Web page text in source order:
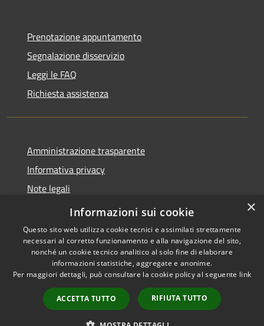
Prenotazione appuntamento
Segnalazione disservizio
Leggi le FAQ
Richiesta assistenza
Amministrazione trasparente
Informativa privacy
Note legali
Dichiarazione di accessibilità
Accessibilità
Copyright © 2026 • Comune di
Figino Serenza • Powered by
Municipium•
Accesso
redazione
×
Informazioni sui cookie
Questo sito web utilizza cookie tecnici e assimilati strettamente
necessari al corretto funzionamento e alla navigazione del sito,
nonché un cookie tecnico analitico al solo fine di elaborare
informazioni statistiche, aggregate e anonime.
Per maggiori dettagli, può consultare la cookie policy al seguente link
ACCETTA TUTTO RIFIUTA TUTTO